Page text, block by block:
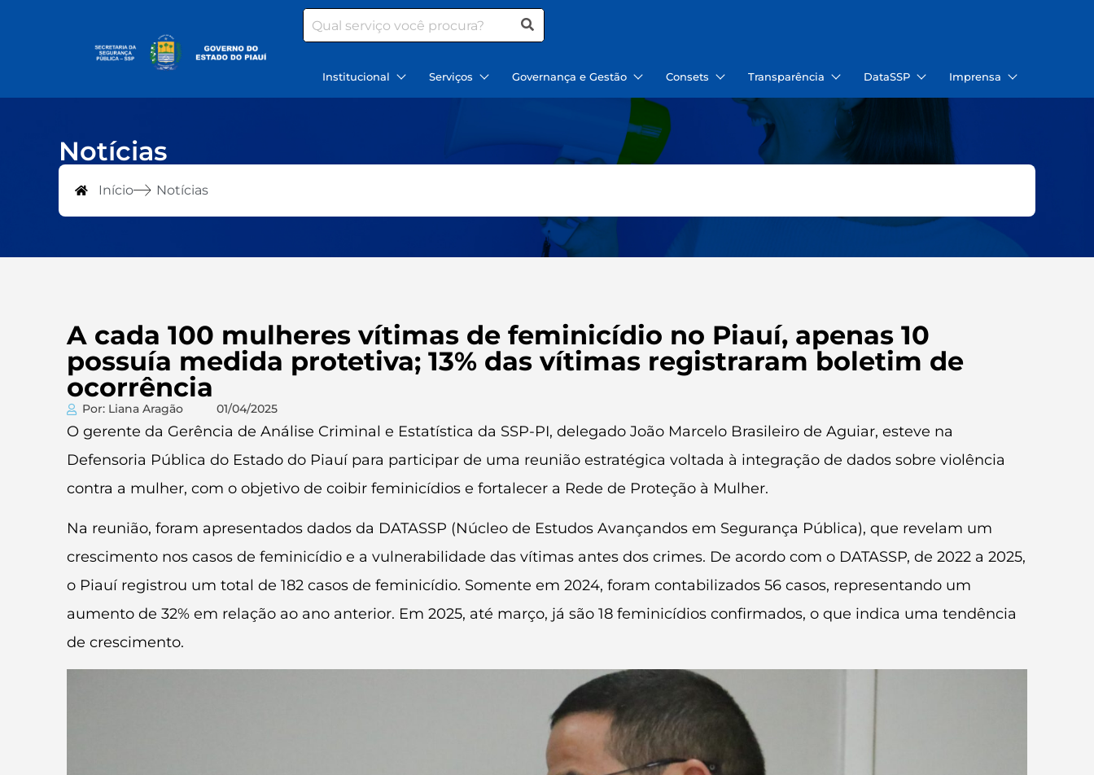
Search
Institucional Serviços Governança e Gestão Consets Transparência DataSSP Imprensa
Notícias
Início Notícias
A cada 100 mulheres vítimas de feminicídio no Piauí, apenas 10
possuía medida protetiva; 13% das vítimas registraram boletim de
ocorrência
Por: Liana Aragão 01/04/2025
O gerente da Gerência de Análise Criminal e Estatística da SSP-PI, delegado João Marcelo Brasileiro de Aguiar, esteve na
Defensoria Pública do Estado do Piauí para participar de uma reunião estratégica voltada à integração de dados sobre violência
contra a mulher, com o objetivo de coibir feminicídios e fortalecer a Rede de Proteção à Mulher.
Na reunião, foram apresentados dados da DATASSP (Núcleo de Estudos Avançandos em Segurança Pública), que revelam um
crescimento nos casos de feminicídio e a vulnerabilidade das vítimas antes dos crimes. De acordo com o DATASSP, de 2022 a 2025,
o Piauí registrou um total de 182 casos de feminicídio. Somente em 2024, foram contabilizados 56 casos, representando um
aumento de 32% em relação ao ano anterior. Em 2025, até março, já são 18 feminicídios confirmados, o que indica uma tendência
de crescimento.